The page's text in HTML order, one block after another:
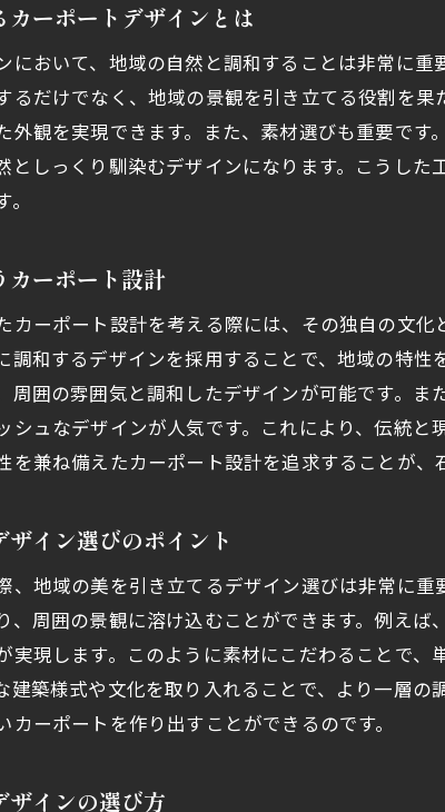
カーポート見積りで失敗し
自然と調和することで得ら
デザインが見積りに与える
石川県の風景に溶け込むカ
石川県での賢いカーポート
予算内で美と機能を追求す
コストを抑えつつデザイン
カーポートで実現する石川県の
自然環境に優しいカーポート
景観保護と車の安全を両立
石川県の美を守るカーポー
車を守りながら景観を楽し
カーポート設置で実現する
石川県の気候に適したカーポート
ーポートデザインとは
において、地域の自然と調和することは非常に
るだけでなく、地域の景観を引き立てる役割を
外観を実現できます。また、素材選びも重要で
としっくり馴染むデザインになります。こうし
カーポート設計
カーポート設計を考える際には、その独自の文
調和するデザインを採用することで、地域の特
周囲の雰囲気と調和したデザインが可能です。
シュなデザインが人気です。これにより、伝統
を兼ね備えたカーポート設計を追求することが
イン選びのポイント
、地域の美を引き立てるデザイン選びは非常に
、周囲の景観に溶け込むことができます。例え
実現します。このように素材にこだわることで
建築様式や文化を取り入れることで、より一層
ーポートを作り出すことができるのです。
ザインの選び方